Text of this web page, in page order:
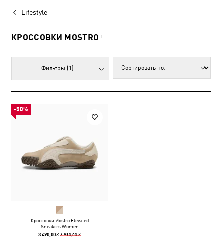
Lifestyle
КРОССОВКИ MOSTRO 1
Фильтры (1)
-50%
Кроссовки Mostro Elevated
Sneakers Women
3 490,00 ₴6 990,00 ₴